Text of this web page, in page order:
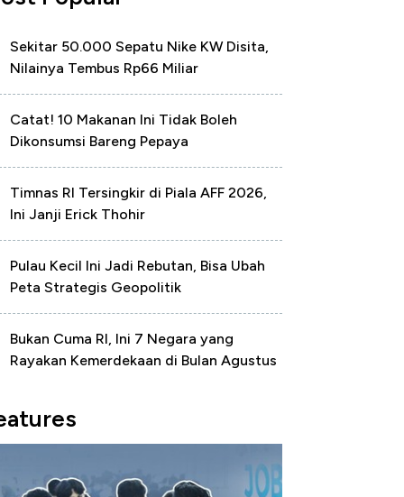
Sekitar 50.000 Sepatu Nike KW Disita,
Nilainya Tembus Rp66 Miliar
Catat! 10 Makanan Ini Tidak Boleh
Dikonsumsi Bareng Pepaya
Timnas RI Tersingkir di Piala AFF 2026,
Ini Janji Erick Thohir
Pulau Kecil Ini Jadi Rebutan, Bisa Ubah
Peta Strategis Geopolitik
Bukan Cuma RI, Ini 7 Negara yang
Rayakan Kemerdekaan di Bulan Agustus